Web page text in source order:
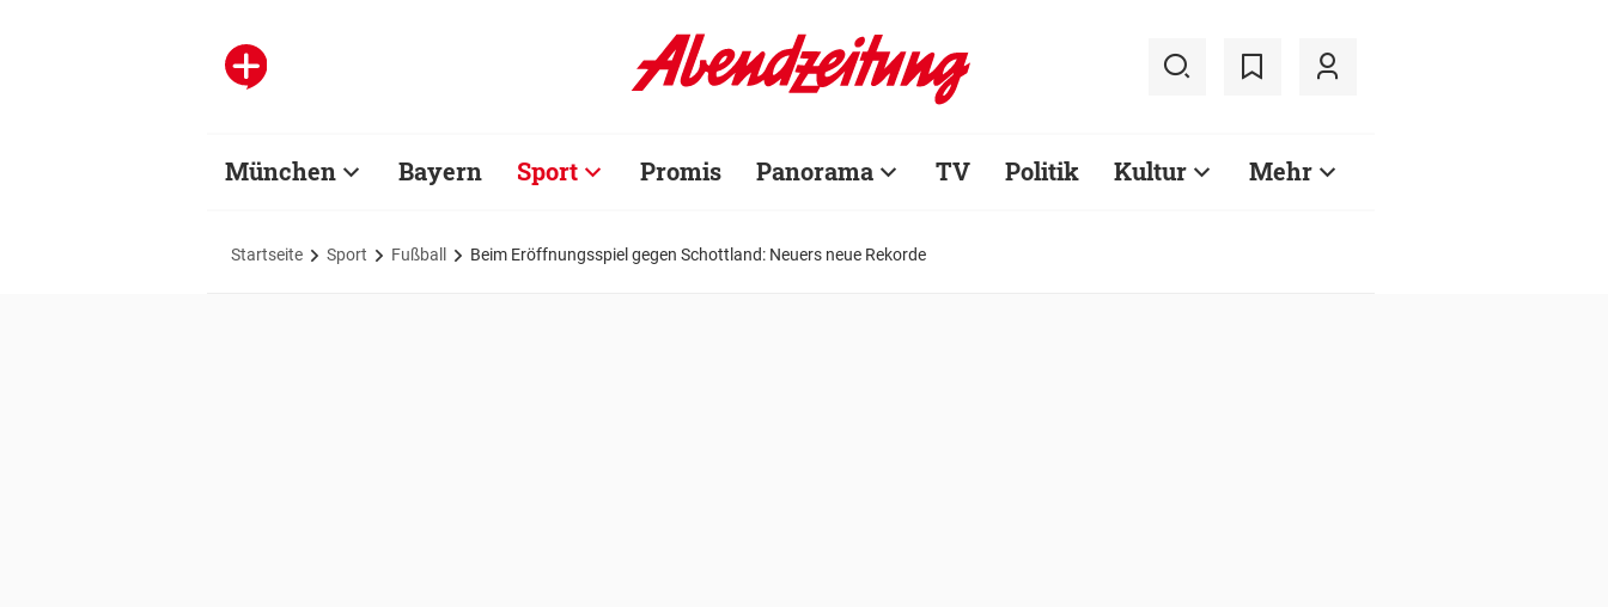
München Bayern Sport Promis Panorama TV Politik Kultur Mehr
Startseite Sport Fußball Beim Eröffnungsspiel gegen Schottland: Neuers neue Rekorde